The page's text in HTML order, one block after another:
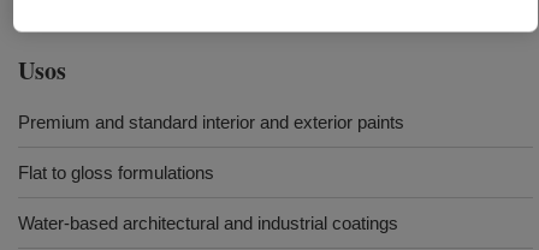
Usos
Premium and standard interior and exterior paints
Flat to gloss formulations
Water-based architectural and industrial coatings